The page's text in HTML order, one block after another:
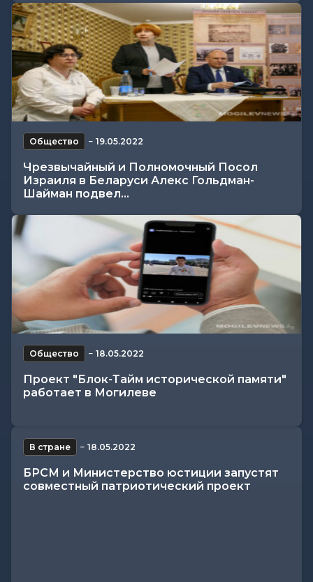
Общество − 19.05.2022
Чрезвычайный и Полномочный Посол
Израиля в Беларуси Алекс Гольдман-
Шайман подвел...
Общество − 18.05.2022
Проект "Блок-Тайм исторической памяти"
работает в Могилеве
В стране − 18.05.2022
БРСМ и Министерство юстиции запустят
совместный патриотический проект